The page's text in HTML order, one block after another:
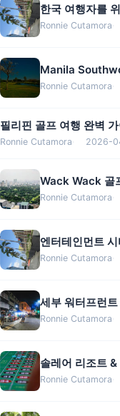
한국 여행자를
Ronnie Cutamora
Manila
Ronnie Cutamora
필리핀 골프 여행 완벽
Ronnie Cutamora 2026-
Wack Wack 골
Ronnie Cutamora
엔터테인먼트
Ronnie Cutamora
세부 워터프런
Ronnie Cutamora
솔레어 리조트
Ronnie Cutamora